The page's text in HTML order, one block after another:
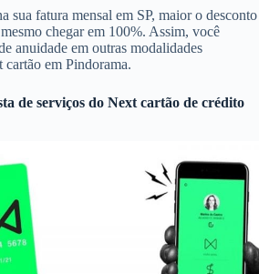
sua fatura mensal em SP, maior o desconto
chegar em 100%. Assim, você
anuidade em outras modalidades
em Pindorama.
de serviços do Next cartão de crédito